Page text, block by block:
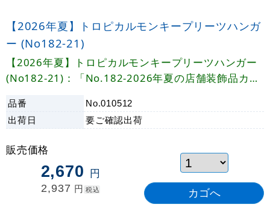
【2026年夏】トロピカルモンキープリーツハンガ
ー (No182-21)
【2026年夏】トロピカルモンキープリーツハンガー
(No182-21)：「No.182-2026年夏の店舗装飾品カタ
品番 No.010512
出荷日 要ご確認出荷
販売価格
2,670 円
2,937 円 税込